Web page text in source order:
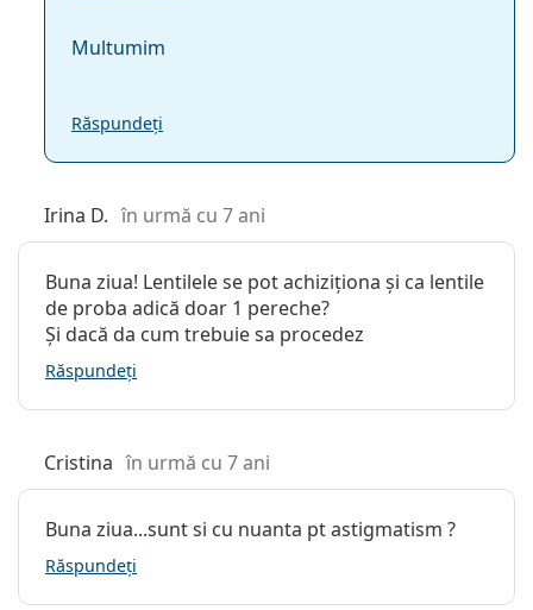
Multumim
Răspundeți
Irina D. în urmă cu 7 ani
Buna ziua! Lentilele se pot achiziționa și ca lentile
de proba adică doar 1 pereche?
Și dacă da cum trebuie sa procedez
Răspundeți
Cristina în urmă cu 7 ani
Buna ziua...sunt si cu nuanta pt astigmatism ?
Răspundeți